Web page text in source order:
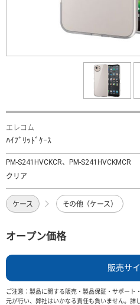
エレコム
ﾊｲﾌﾞﾘｯﾄﾞｹｰｽ
PM-S241HVCKCR、PM-S241HVCKMCR
クリア
ケース その他（ケース）
オープン価格
販売サ
ご注意：製品に関する販売・製品保証・サポート
元が行い、弊社はいかなる責任も負いません。詳